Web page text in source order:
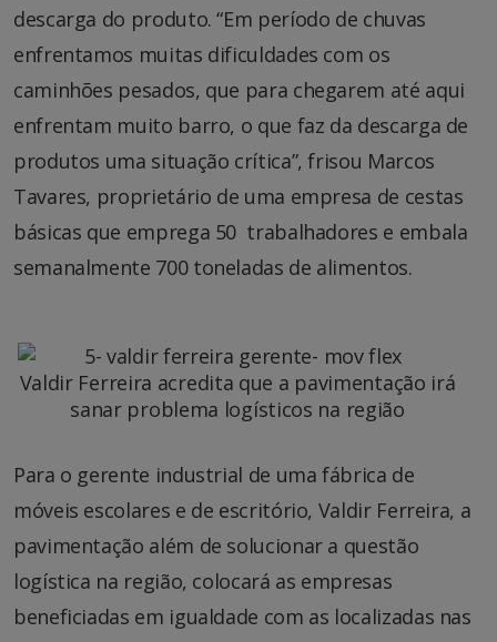
descarga do produto. “Em período de chuvas
enfrentamos muitas dificuldades com os
caminhões pesados, que para chegarem até aqui
enfrentam muito barro, o que faz da descarga de
produtos uma situação crítica”, frisou Marcos
Tavares, proprietário de uma empresa de cestas
básicas que emprega 50 trabalhadores e embala
semanalmente 700 toneladas de alimentos.
Valdir Ferreira acredita que a pavimentação irá
sanar problema logísticos na região
Para o gerente industrial de uma fábrica de
móveis escolares e de escritório, Valdir Ferreira, a
pavimentação além de solucionar a questão
logística na região, colocará as empresas
beneficiadas em igualdade com as localizadas nas